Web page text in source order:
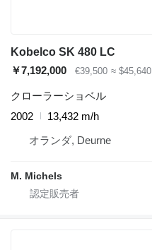
Kobelco SK 480 LC
￥7,192,000
€39,500 ≈ $45,640
クローラーショベル
2002
13,432 m/h
オランダ, Deurne
M. Michels